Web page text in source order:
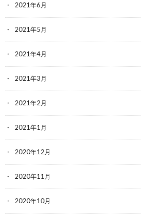
2021年6月
2021年5月
2021年4月
2021年3月
2021年2月
2021年1月
2020年12月
2020年11月
2020年10月